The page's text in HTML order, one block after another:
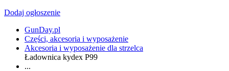
Dodaj ogłoszenie
GunDay.pl
Części, akcesoria i wyposażenie
Akcesoria i wyposażenie dla strzelca
Ładownica kydex P99
...